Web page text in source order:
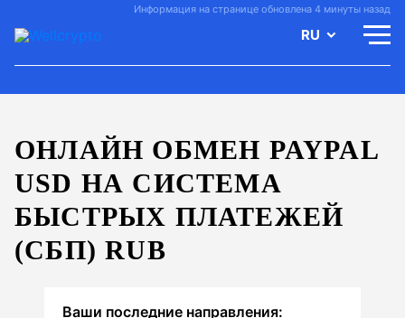
Информация на странице обновлена 4 минуты назад
RU
ОНЛАЙН ОБМЕН PAYPAL
USD НА СИСТЕМА
БЫСТРЫХ ПЛАТЕЖЕЙ
(СБП) RUB
Ваши последние направления: